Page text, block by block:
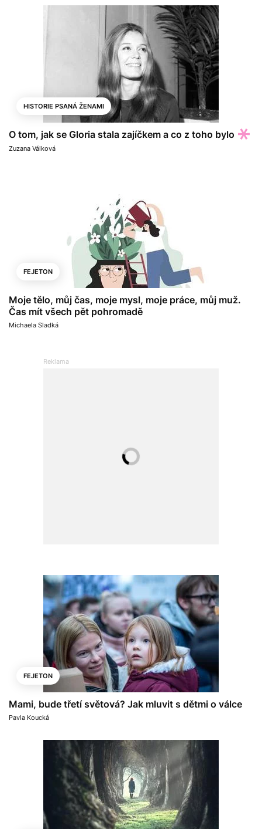
HISTORIE PSANÁ ŽENAMI
O tom, jak se Gloria stala zajíčkem a co z toho bylo
Zuzana Válková
FEJETON
Moje tělo, můj čas, moje mysl, moje práce, můj muž.
Čas mít všech pět pohromadě
Michaela Sladká
FEJETON
Mami, bude třetí světová? Jak mluvit s dětmi o válce
Pavla Koucká